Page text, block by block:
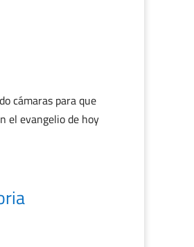
cámaras para que
el evangelio de hoy